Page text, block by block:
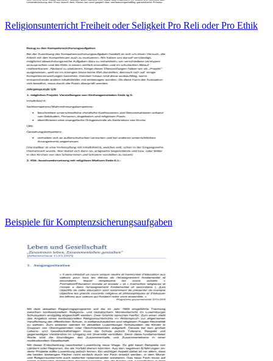
Religionsunterricht Freiheit oder Seligkeit Pro Reli oder Pro Ethik
Beispiele für Komptenzsicherungsaufgaben